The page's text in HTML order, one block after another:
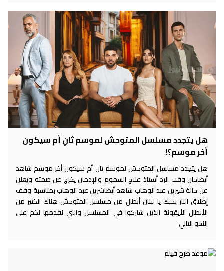
هل يتجدد مسلسل المتوحش لموسم ثانِ أم سيكون
أخر موسم؟!
هل يتجدد مسلسل المتوحش لموسم ثان أم سيكون أخر موسم شاهد
أيضاحان وقت الرد أستاذ علاج السموم والإدمان يخرج عن صمته ويعلن
عن حالة شيرين عبد الوهاب شاهد أيضاشرين عبد الوهاب بمناسبة وقف
إطلاق النار بحبك يا لبنان أبطال من مسلسل المتوحش هناك الكثير من
الأبطال الأيقونة الذين شاركوا في المسلسل والتي نقدمها لكم على
النحو التالي